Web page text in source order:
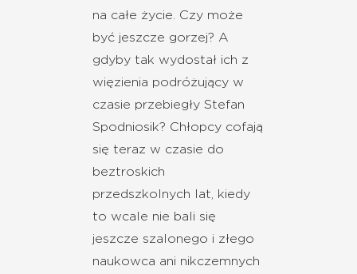
na całe życie. Czy może
być jeszcze gorzej? A
gdyby tak wydostał ich z
więzienia podróżujący w
czasie przebiegły Stefan
Spodniosik? Chłopcy cofają
się teraz w czasie do
beztroskich
przedszkolnych lat, kiedy
to wcale nie bali się
jeszcze szalonego i złego
naukowca ani nikczemnych